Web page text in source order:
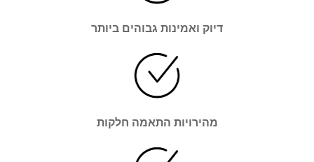
דיוק ואמינות גבוהים ביותר
מהירויות התאמה חלקות